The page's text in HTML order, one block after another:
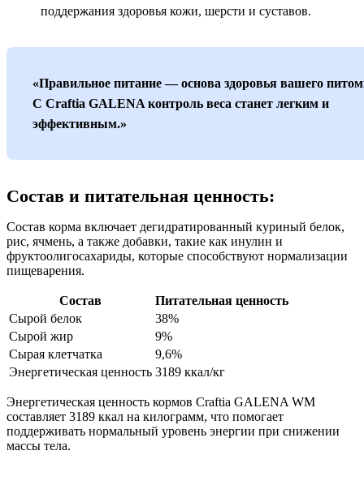
поддержания здоровья кожи, шерсти и суставов.
«Правильное питание — основа здоровья вашего
С Craftia GALENA контроль веса станет легким и
эффективным.»
Состав и питательная ценность:
Состав корма включает дегидратированный куриный белок,
рис, ячмень, а также добавки, такие как инулин и
фруктоолигосахариды, которые способствуют нормализации
пищеварения.
Состав
Питательная ценность
Сырой белок
38%
Сырой жир
9%
Сырая клетчатка
9,6%
Энергетическая ценность 3189 ккал/кг
Энергетическая ценность кормов Craftia GALENA WM
составляет 3189 ккал на килограмм, что помогает
поддерживать нормальный уровень энергии при снижении
массы тела.